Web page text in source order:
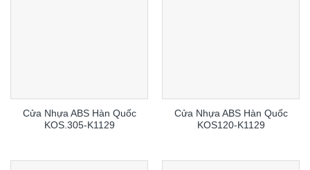
Cửa Nhựa ABS Hàn Quốc
KOS.305-K1129
Cửa Nhựa ABS Hàn Quốc
KOS120-K1129